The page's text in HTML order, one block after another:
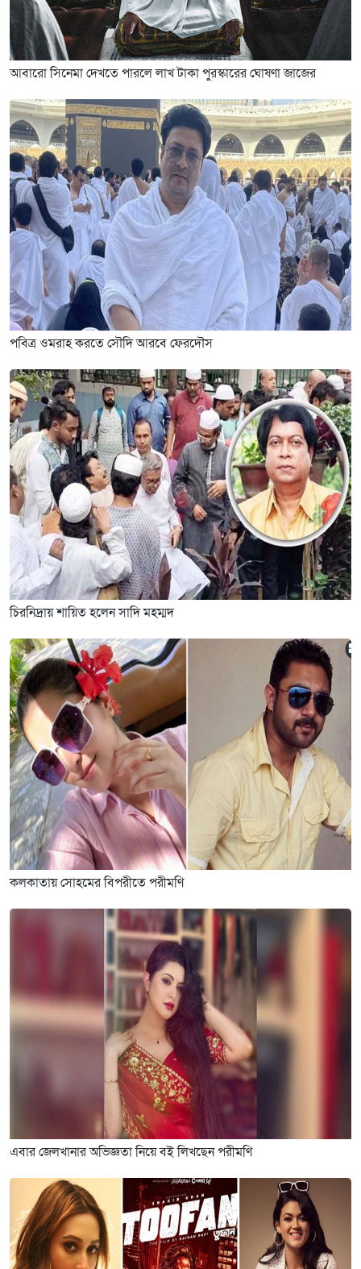
আবারো সিনেমা দেখতে পারলে লাখ টাকা পুরস্কারের ঘোষণা জাজের
পবিত্র ওমরাহ করতে সৌদি আরবে ফেরদৌস
চিরনিদ্রায় শায়িত হলেন সাদি মহম্মদ
কলকাতায় সোহমের বিপরীতে পরীমণি
এবার জেলখানার অভিজ্ঞতা নিয়ে বই লিখছেন পরীমণি